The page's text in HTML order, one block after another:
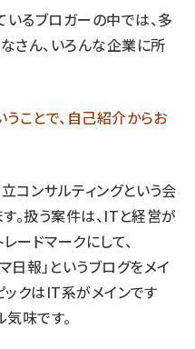
るブロガーの中では、多
さん、いろんな企業に所
ことで、自己紹介からお
コンサルティングという会
。扱う案件は、ITと経営が
ードマークにして、
日報」というブログをメイ
ックはIT系がメインです
味です。